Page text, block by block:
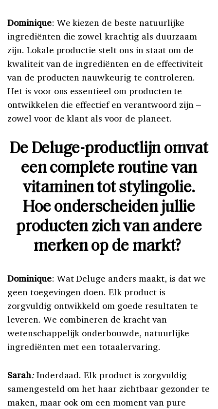
Dominique: We kiezen de beste natuurlijke
ingrediënten die zowel krachtig als duurzaam
zijn. Lokale productie stelt ons in staat om de
kwaliteit van de ingrediënten en de effectiviteit
van de producten nauwkeurig te controleren.
Het is voor ons essentieel om producten te
ontwikkelen die effectief en verantwoord zijn –
zowel voor de klant als voor de planeet.
De Deluge-productlijn omvat
een complete routine van
vitaminen tot stylingolie.
Hoe onderscheiden jullie
producten zich van andere
merken op de markt?
Dominique: Wat Deluge anders maakt, is dat we
geen toegevingen doen. Elk product is
zorgvuldig ontwikkeld om goede resultaten te
leveren. We combineren de kracht van
wetenschappelijk onderbouwde, natuurlijke
ingrediënten met een totaalervaring.
Sarah:Inderdaad. Elk product is zorgvuldig
samengesteld om het haar zichtbaar gezonder te
maken, maar ook om een moment van pure